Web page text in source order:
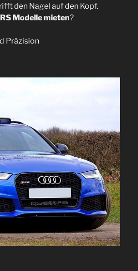
den Nagel auf den Kopf.
RS Modelle mieten?
Präzision